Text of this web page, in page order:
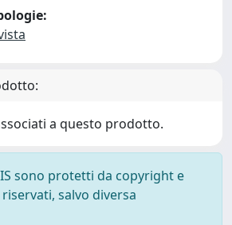
a questo prodotto.
sono protetti da copyright e
salvo diversa